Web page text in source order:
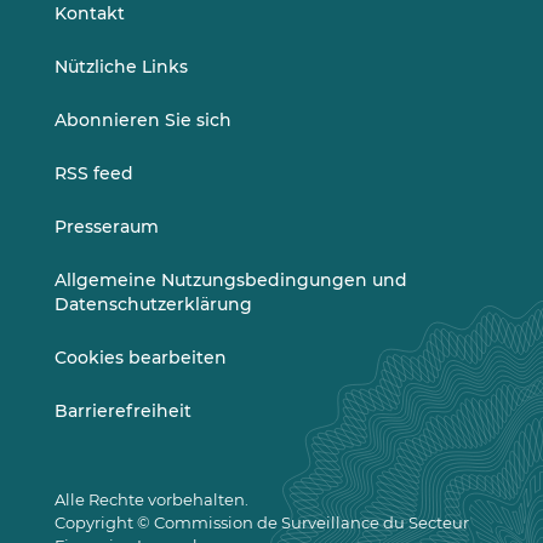
Kontakt
Nützliche Links
Abonnieren Sie sich
RSS feed
Presseraum
Allgemeine Nutzungsbedingungen und
Datenschutzerklärung
Cookies bearbeiten
Barrierefreiheit
Alle Rechte vorbehalten.
Copyright © Commission de Surveillance du Secteur